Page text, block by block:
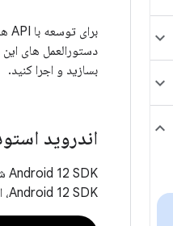
بسازید و اجرا کنید.
اندروید
Android 12 SDK، از Android Studio Arctic Fox | استفاده کنید 2020.3.1 یا بالاتر.